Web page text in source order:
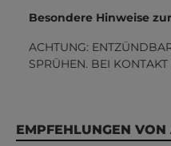
Besondere Hinweise
ACHTUNG:
SPRÜHEN. BEI
Produktgalerie
EMPFEHLUNGEN